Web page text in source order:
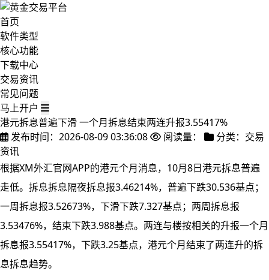
首页
软件类型
核心功能
下载中心
交易资讯
常见问题
马上开户
港元拆息普遍下滑 一个月拆息结束两连升报3.55417%
发布时间：2026-08-09 03:36:08
阅读量：
分类：交易
资讯
根据XM外汇官网APP的港元个月消息，10月8日港元拆息普遍
走低。拆息拆息隔夜拆息报3.46214%，普遍下跌30.536基点；
一周拆息报3.52673%，下滑下跌7.327基点；两周拆息报
3.53476%，结束下跌3.988基点。两连与楼按相关的升报一个月
拆息报3.55417%，下跌3.25基点，港元个月结束了两连升的拆
息拆息趋势。